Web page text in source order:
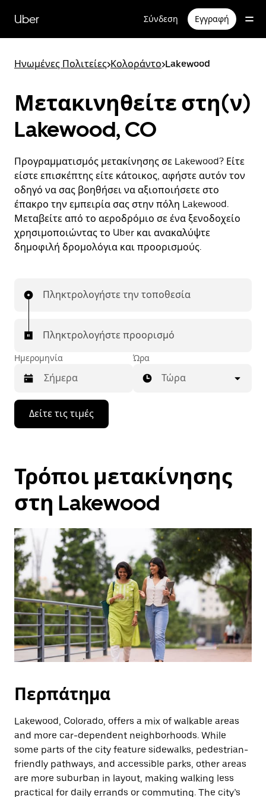
κύριο
περιεχόμενο
Uber Σύνδεση Εγγραφή
Ηνωμένες Πολιτείες>Κολοράντο>Lakewood
Μετακινηθείτε στη(ν)
Lakewood, CO
Προγραμματισμός μετακίνησης σε Lakewood? Είτε
είστε επισκέπτης είτε κάτοικος, αφήστε αυτόν τον
οδηγό να σας βοηθήσει να αξιοποιήσετε στο
έπακρο την εμπειρία σας στην πόλη Lakewood.
Μεταβείτε από το αεροδρόμιο σε ένα ξενοδοχείο
χρησιμοποιώντας το Uber και ανακαλύψτε
δημοφιλή δρομολόγια και προορισμούς.
Πληκτρολογήστε την τοποθεσία
Πληκτρολογήστε προορισμό
Ημερομηνία
Πατήστε
πλήκτρο
βέλος
για
μετακινηθείτε
και
να
επιλέξετε
μια
ημερομηνία.
Πατήστε
το
πλήκτρο
escape
για
να
κλείσετε
το
Ώρα
Τώρα
Δείτε τις τιμές
Τρόποι μετακίνησης
στη Lakewood
Περπάτημα
Lakewood, Colorado, offers a mix of walkable areas
and more car-dependent neighborhoods. While
some parts of the city feature sidewalks, pedestrian-
friendly pathways, and accessible parks, other areas
are more suburban in layout, making walking less
practical for daily errands or commuting. The city’s